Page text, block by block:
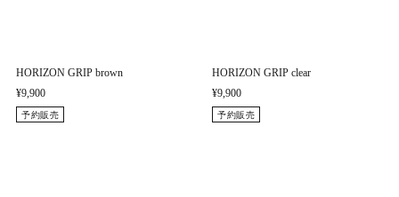
HORIZON GRIP brown
¥9,900
予約販売
HORIZON GRIP clear
¥9,900
予約販売